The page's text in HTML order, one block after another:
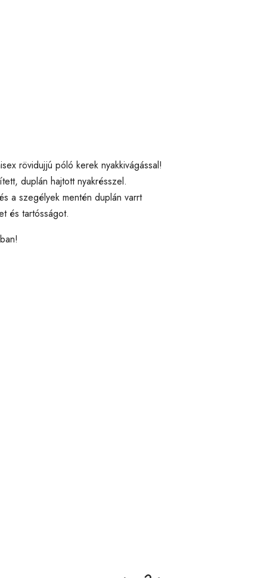
rövidujjú póló kerek nyakkivágással!
duplán hajtott nyakrésszel.
a szegélyek mentén duplán varrt
és tartósságot.